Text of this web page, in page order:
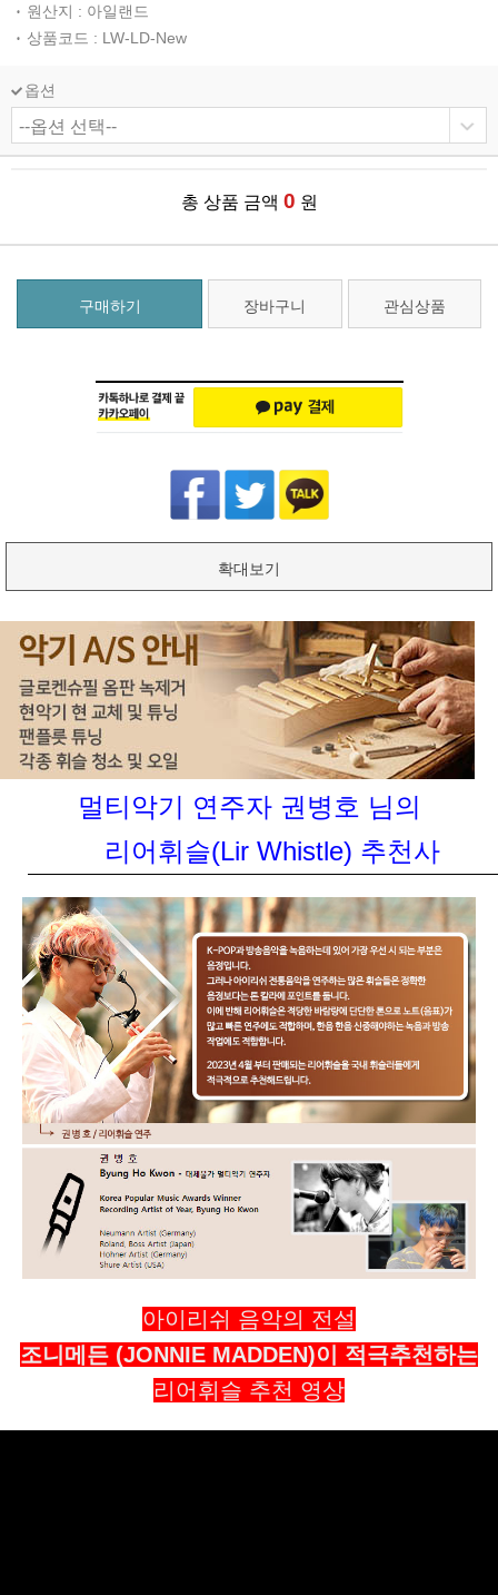
원산지 : 아일랜드
상품코드 : LW-LD-New
옵션
총 상품 금액 0 원
구매하기 장바구니 관심상품
확대보기
멀티악기 연주자 권병호 님의
리어휘슬(Lir Whistle) 추천사
아이리쉬 음악의 전설
조니메든 (JONNIE MADDEN)이 적극추천하는
리어휘슬 추천 영상